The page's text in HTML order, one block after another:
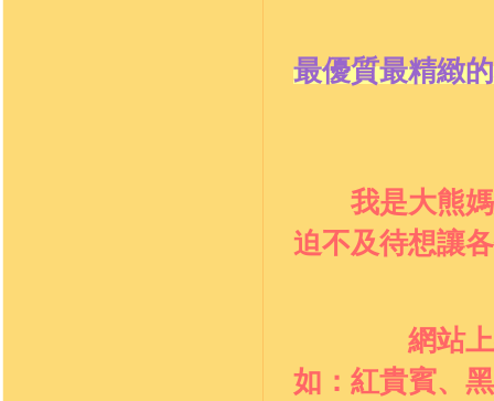
最優質最精緻
我是大熊
迫不及待想讓
網站
如： 紅貴賓、